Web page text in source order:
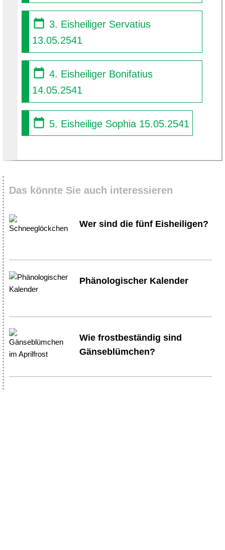
3. Eisheiliger Servatius
13.05.2541
4. Eisheiliger Bonifatius
14.05.2541
5. Eisheilige Sophia 15.05.2541
Das könnte Sie auch interessieren
Wer sind die fünf Eisheiligen?
Phänologischer Kalender
Wie frostbeständig sind
Gänseblümchen?